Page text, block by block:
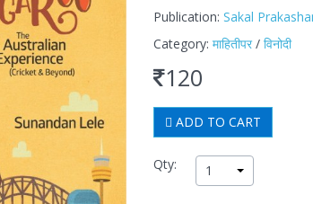
Publication: Sakal
Category: माहितीपर/विनोदी
120
ADD TO CART
Qty: 1